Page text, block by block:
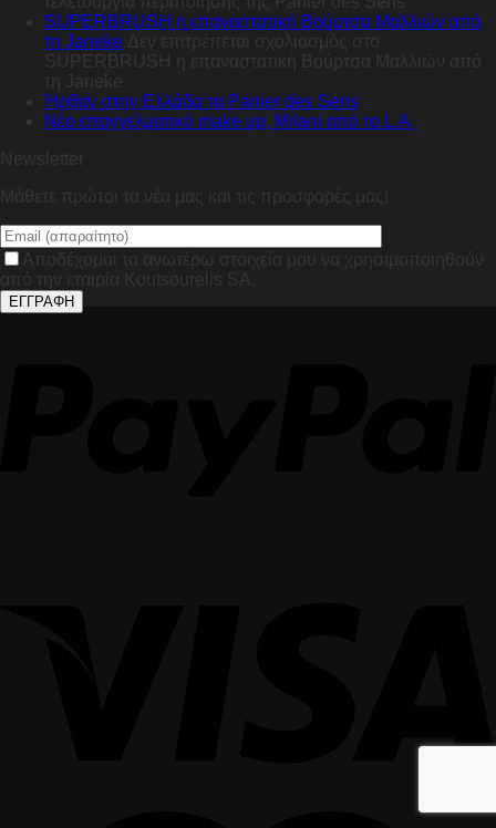
SUPERBRUSH η επαναστατική Βούρτσα Μαλλιών από
τη Janeke Δεν επιτρέπεται σχολιασμός
SUPERBRUSH η επαναστατική Βούρτσα Μαλλιών από
τη Janeke
Ήρθαν στην Ελλάδα τα Panier des Sens
Nέο επαγγελματικό make up, Milani από το L.A.
Newsletter
Μάθετε πρώτοι τα νέα μας και τις προσφορές μας!
Αποδέχομαι τα ανωτέρω στοιχεία μου να χρησιμοποιηθούν
από την εταιρία Koutsourelis SA.